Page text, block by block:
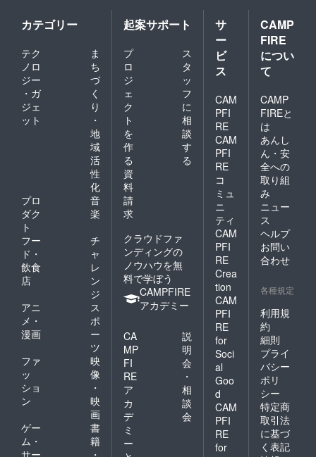
・手洗
い可
幅9cm
【Lサイ
ズ】 ・
着丈
66cm
・身幅
52cm
46cm
・裾幅
51cm
・袖丈
63cm
・袖口
9.5cm
【品質
表示】
・綿
100%
・手洗
い可
56.5cm
・肩
54cm
・裾幅
62.5cm
・袖
71.5cm
・袖
口幅
9cm
【品質
表示】
・表地
ポリエ
ステル
65％ 綿
35％
中綿 ポ
リエス
テル
100％
リブ
ル 70％
30％
ファー
アクリ
100％
裏地
ポリエ
ステル
100％
・
手洗い
不可
。 【M
サイ
ズ】 ・
着丈
83cm
・身幅
54cm
52cm
・裾幅
60cm
・袖丈
70cm
・袖口
幅9cm
【Lサイ
ズ】 ・
着丈
85cm
・身幅
56.5cm
・肩
54cm
62.5cm
71.5cm
・袖
口幅
【品質
表示】
・表地
ポリエ
ステル
65％ 綿
35％
中綿 ポ
カテゴリー
テク
ノロ
ジー
・ガ
ジェ
ット
ま
ち
づ
く
り
・
地
域
活
性
化
プロ
ダク
ト
音
楽
フー
ド・
飲食
店
チ
ャ
レ
ン
ジ
アニ
メ・
漫画
ス
ポ
ー
ツ
ファ
ッ
ショ
ン
映
像
・
映
画
ゲー
ム・
サー
書
籍
・
起案サポート
プ
ロ
ジ
ェ
ク
ト
を
作
る
ス
タ
ッ
フ
に
相
談
す
る
資
料
請
求
クラウドファ
ンディングの
ノウハウを無
料で学ぼう
CAMPFIRE
アカデミー
CA
MP
FI
RE
ア
カ
デ
ミ
ー
説
明
会
・
相
談
会
サ
ー
ビ
ス
CAM
PFI
RE
CAM
PFI
RE
コ
ミュ
ニ
ティ
CAM
PFI
RE
Crea
tion
CAM
PFI
RE
for
Soci
al
Goo
d
CAM
PFI
RE
for
CAMP
FIRE
につい
て
CAMP
FIREと
は
あんし
ん・安
全への
取り組
み
ニュー
ス
ヘルプ
お問い
合わせ
各種規定
利用規
約
細則
プライ
バシー
ポリ
シー
特定商
取引法
に基づ
く表記